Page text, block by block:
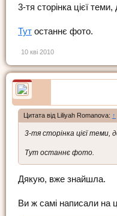
3-тя сторінка цієї
Тут останнє фото.
10 кві 2010
Цитата від Liliyah Romanova: ↑
3-тя сторінка цієї теми,
Тут останнє фото.
Дякую, вже знайшла.
Ви ж самі написали на